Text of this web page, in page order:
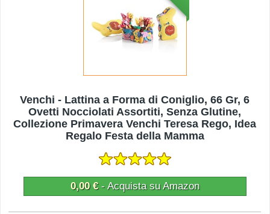
Venchi - Lattina a Forma di Coniglio, 66 Gr, 6
Ovetti Nocciolati Assortiti, Senza Glutine,
Collezione Primavera Venchi Teresa Rego, Idea
Regalo Festa della Mamma
0,00 €- Acquista su Amazon